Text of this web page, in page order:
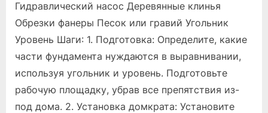
дома
Гидравлический насос Деревянные клинья
Обрезки фанеры Песок или гравий Угольник
Уровень Шаги: 1. Подготовка: Определите, какие
части фундамента нуждаются в выравнивании,
используя угольник и уровень. Подготовьте
рабочую площадку, убрав все препятствия из-
под дома. 2. Установка домкрата: Установите